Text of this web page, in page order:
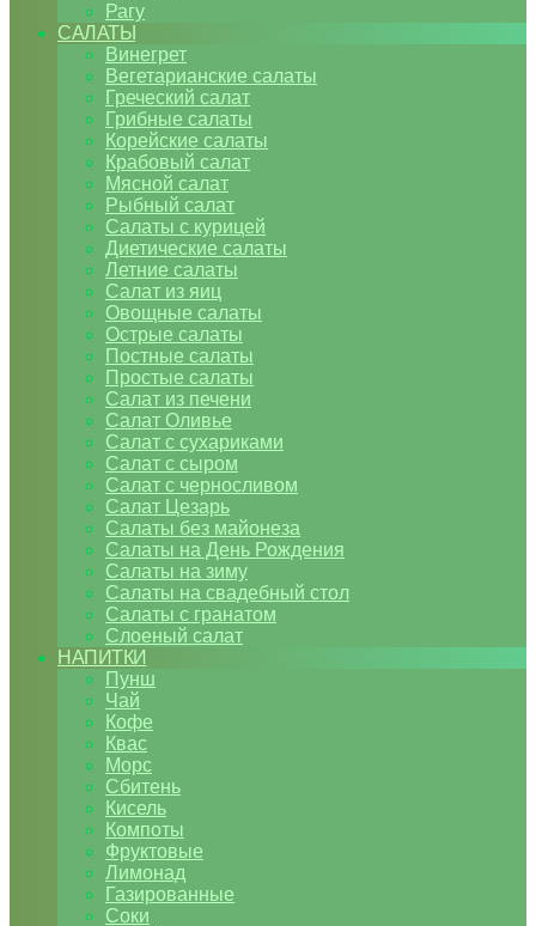
Рагу
САЛАТЫ
Винегрет
Вегетарианские салаты
Греческий салат
Грибные салаты
Корейские салаты
Крабовый салат
Мясной салат
Рыбный салат
Салаты с курицей
Диетические салаты
Летние салаты
Салат из яиц
Овощные салаты
Острые салаты
Постные салаты
Простые салаты
Салат из печени
Салат Оливье
Салат с сухариками
Салат с сыром
Салат с черносливом
Салат Цезарь
Салаты без майонеза
Салаты на День Рождения
Салаты на зиму
Салаты на свадебный стол
Салаты с гранатом
Слоеный салат
НАПИТКИ
Пунш
Чай
Кофе
Квас
Морс
Сбитень
Кисель
Компоты
Фруктовые
Лимонад
Газированные
Соки